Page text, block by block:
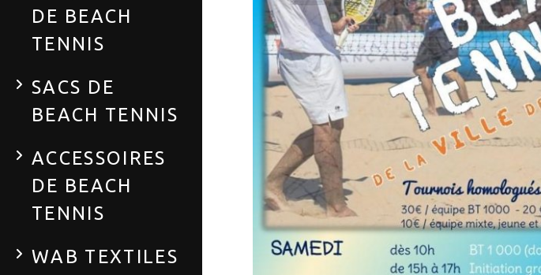
DE BEACH
TENNIS
SACS DE
BEACH TENNIS
ACCESSOIRES
DE BEACH
TENNIS
WAB TEXTILES